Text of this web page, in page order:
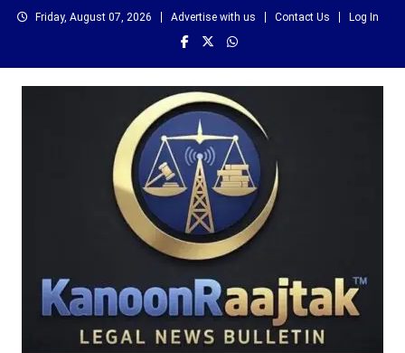
Skip
Friday, August 07, 2026 Advertise with us Contact Us Log In